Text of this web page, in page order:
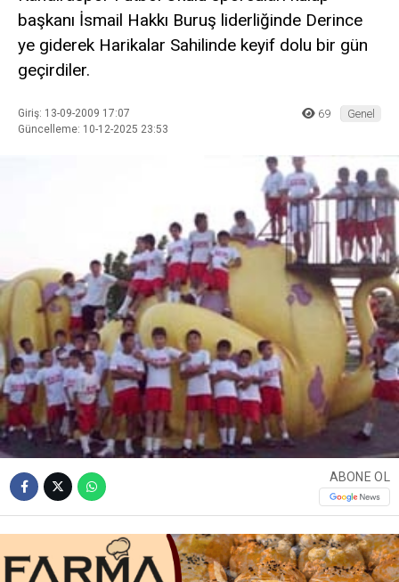
başkanı İsmail Hakkı Buruş liderliğinde Derince
ye giderek Harikalar Sahilinde keyif dolu bir gün
geçirdiler.
Giriş: 13-09-2009 17:07
Güncelleme: 10-12-2025 23:53
69 Genel
ABONE OL